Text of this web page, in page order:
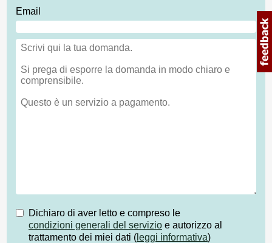
Email
Dichiaro di aver letto e compreso le
condizioni generali del servizio e autorizzo al
trattamento dei miei dati ( leggi informativa)